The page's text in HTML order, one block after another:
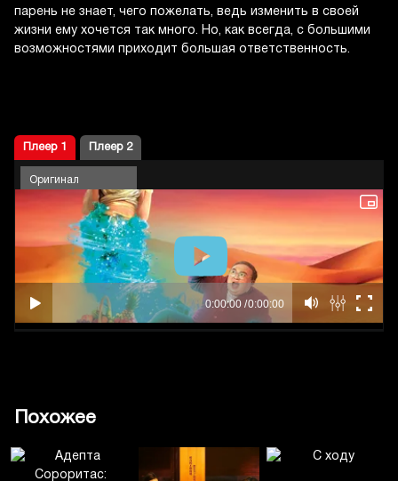
парень не знает, чего пожелать, ведь изменить в своей
жизни ему хочется так много. Но, как всегда, с большими
возможностями приходит большая ответственность.
Плеер 1 Плеер 2
Оригинал
Похожее